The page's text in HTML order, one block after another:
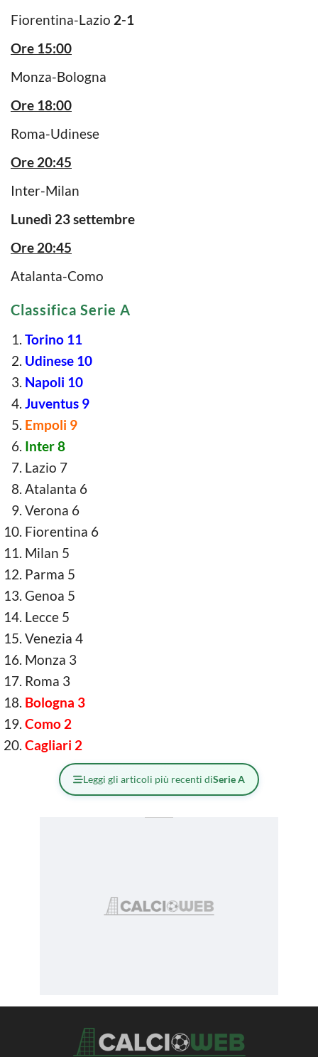
Fiorentina-Lazio 2-1
Ore 15:00
Monza-Bologna
Ore 18:00
Roma-Udinese
Ore 20:45
Inter-Milan
Lunedì 23 settembre
Ore 20:45
Atalanta-Como
Classifica Serie A
Torino 11
Udinese 10
Napoli 10
Juventus 9
Empoli 9
Inter 8
Lazio 7
Atalanta 6
Verona 6
Fiorentina 6
Milan 5
Parma 5
Genoa 5
Lecce 5
Venezia 4
Monza 3
Roma 3
Bologna 3
Como 2
Cagliari 2
Leggi gli articoli più recenti diSerie A